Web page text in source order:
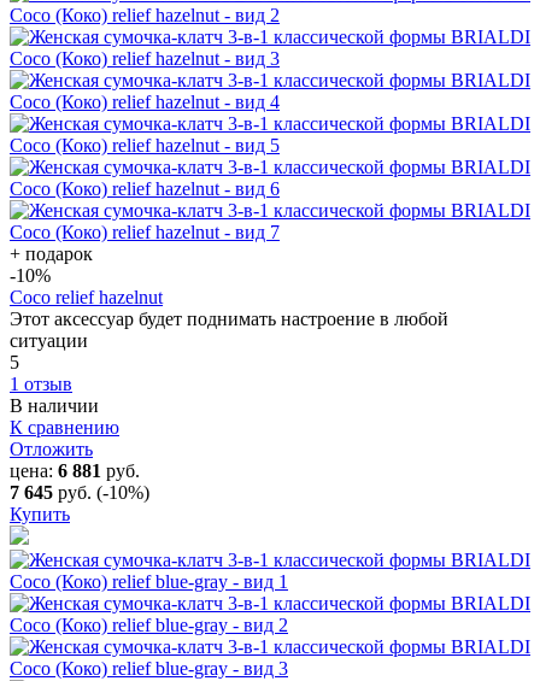
+ подарок
-10%
Coco relief hazelnut
Этот аксессуар будет поднимать настроение в любой
ситуации
5
1 отзыв
В наличии
К сравнению
Отложить
цена: 6 881 руб.
7 645 руб. (-10%)
Купить